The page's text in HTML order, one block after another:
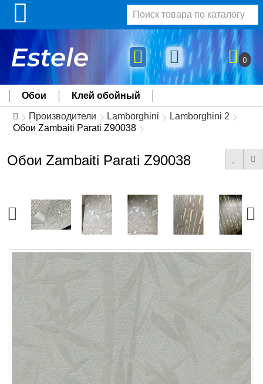
0
Обои Клей обойный
Производители Lamborghini
Lamborghini 2
Обои Zambaiti Parati Z90038
Обои Zambaiti Parati Z90038